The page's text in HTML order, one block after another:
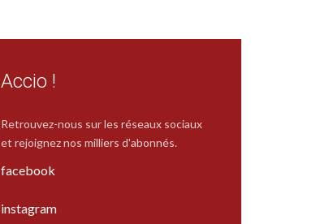
Accio !
Retrouvez-nous sur les réseaux sociaux
et rejoignez nos milliers d'abonnés.
facebook
instagram